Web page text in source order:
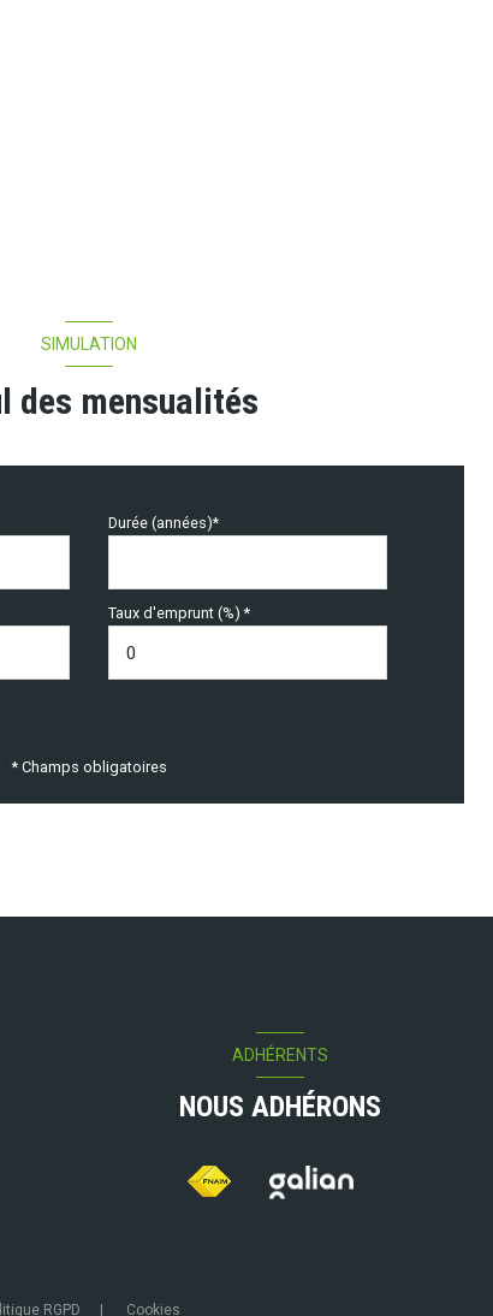
SIMULATION
des mensualités
Durée (années)*
Taux d'emprunt (%) *
* Champs obligatoires
ADHÉRENTS
NOUS ADHÉRONS
RGPD Cookies